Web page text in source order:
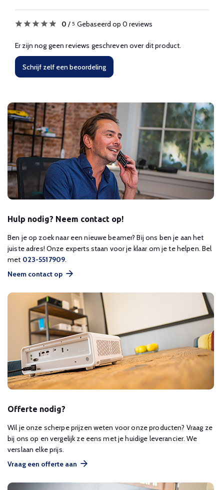
0 / 5 Gebaseerd op 0 reviews
Er zijn nog geen reviews geschreven over dit product.
Schrijf zelf een beoordeling
Hulp nodig? Neem contact op!
Ben je op zoek naar een nieuwe beamer? Bij ons ben je aan het
juiste adres! Onze experts staan voor je klaar om je te helpen. Bel
met 023-5517909.
Neem contact op
Offerte nodig?
Wil je onze scherpe prijzen weten voor onze producten? Vraag ze
bij ons op en vergelijk ze eens met je huidige leverancier. We
verslaan elke prijs.
Vraag een offerte aan